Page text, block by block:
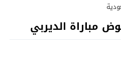
مباراة الديربي